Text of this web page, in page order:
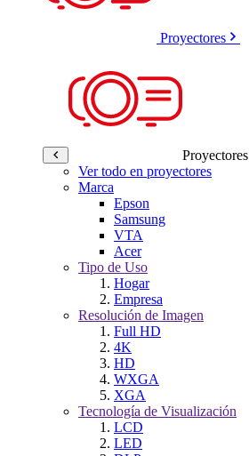
Proyectores
Proyectores
Ver todo en proyectores
Marca
Epson
Samsung
VTA
Acer
Tipo de Uso
Hogar
Empresa
Resolución de Imagen
Full HD
4K
HD
WXGA
XGA
Tecnología de Visualización
LCD
LED